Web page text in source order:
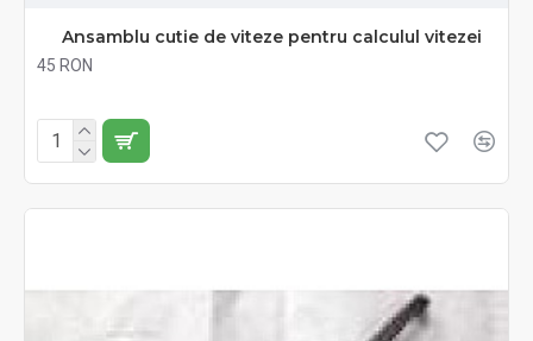
Ansamblu cutie de viteze pentru calculul vitezei
45 RON